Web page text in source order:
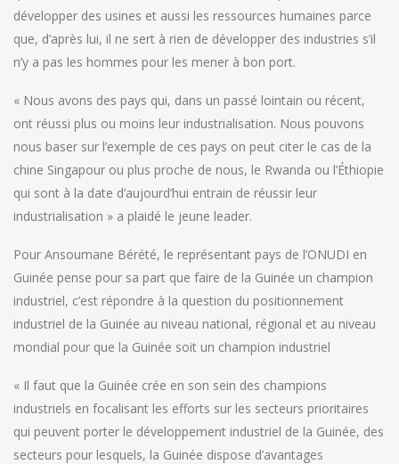
développer des usines et aussi les ressources humaines parce
que, d’après lui, il ne sert à rien de développer des industries s’il
n’y a pas les hommes pour les mener à bon port.
« Nous avons des pays qui, dans un passé lointain ou récent,
ont réussi plus ou moins leur industrialisation. Nous pouvons
nous baser sur l’exemple de ces pays on peut citer le cas de la
chine Singapour ou plus proche de nous, le Rwanda ou l’Éthiopie
qui sont à la date d’aujourd’hui entrain de réussir leur
industrialisation » a plaidé le jeune leader.
Pour Ansoumane Bérété, le représentant pays de l’ONUDI en
Guinée pense pour sa part que faire de la Guinée un champion
industriel, c’est répondre à la question du positionnement
industriel de la Guinée au niveau national, régional et au niveau
mondial pour que la Guinée soit un champion industriel
« Il faut que la Guinée crée en son sein des champions
industriels en focalisant les efforts sur les secteurs prioritaires
qui peuvent porter le développement industriel de la Guinée, des
secteurs pour lesquels, la Guinée dispose d’avantages